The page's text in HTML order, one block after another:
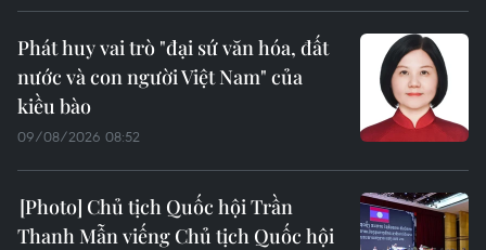
Phát huy vai trò "đại sứ văn hóa, đất
nước và con người Việt Nam" của
kiều bào
09/08/2026 08:52
Chủ tịch Quốc hội Trần
Thanh Mẫn viếng Chủ tịch Quốc hội